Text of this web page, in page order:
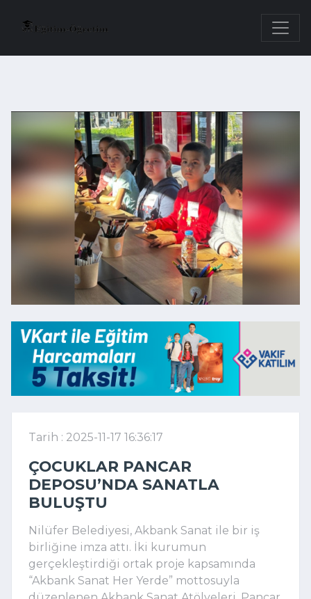
Tarih : 2025-11-17 16:36:17
ÇOCUKLAR PANCAR
DEPOSU’NDA SANATLA
BULUŞTU
Nilüfer Belediyesi, Akbank Sanat ile bir iş
birliğine imza attı. İki kurumun
gerçekleştirdiği ortak proje kapsamında
“Akbank Sanat Her Yerde” mottosuyla